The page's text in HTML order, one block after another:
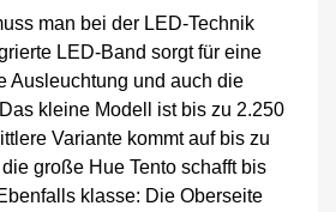
man bei der LED-Technik
LED-Band sorgt für eine
Ausleuchtung und auch die
kleine Modell ist bis zu 2.250
Variante kommt auf bis zu
große Hue Tento schafft bis
klasse: Die Oberseite